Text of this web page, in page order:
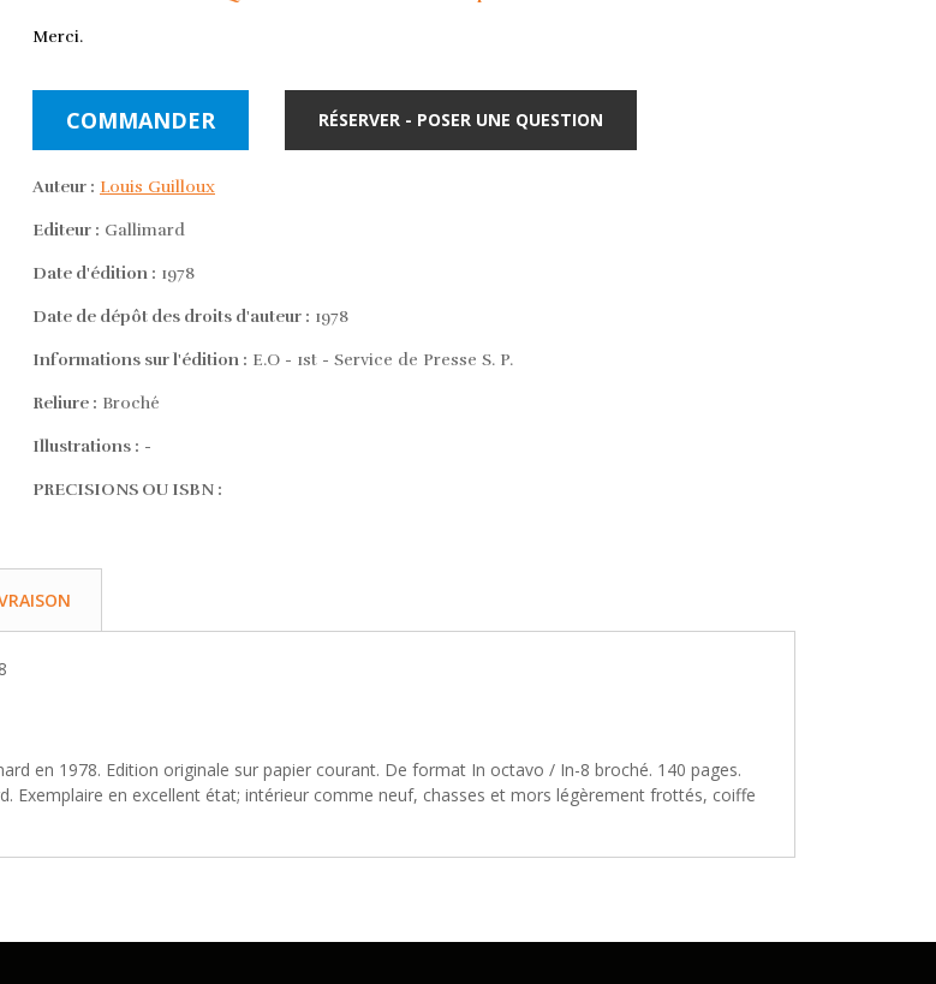
Merci.
COMMANDER RÉSERVER - POSER UNE QUESTION
Auteur : Louis Guilloux
Editeur : Gallimard
Date d'édition : 1978
Date de dépôt des droits d'auteur : 1978
Informations sur l'édition : E.O - 1st - Service de Presse S. P.
Reliure : Broché
Illustrations : -
PRECISIONS OU ISBN :
en 1978. Edition originale sur papier courant. De format In octavo / In-8 broché. 140 pages.
Exemplaire en excellent état; intérieur comme neuf, chasses et mors légèrement frottés, coiffe